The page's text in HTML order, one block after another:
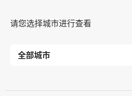
请您选择城市进行查看